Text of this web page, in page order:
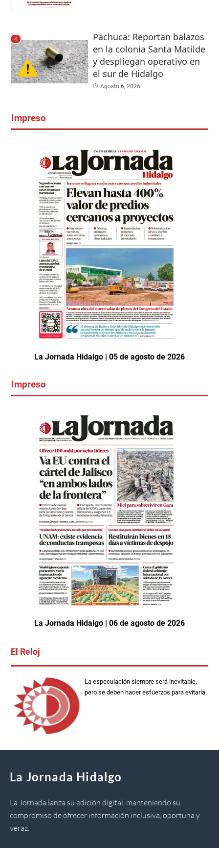
4
Pachuca: Reportan balazos
en la colonia Santa Matilde
y despliegan operativo en
el sur de Hidalgo
Agosto 6, 2026
Impreso
La Jornada Hidalgo | 05 de agosto de 2026
Impreso
La Jornada Hidalgo | 06 de agosto de 2026
El Reloj
La especulación siempre será inevitable,
pero se deben hacer esfuerzos para evitarla.
La Jornada Hidalgo
La Jornada lanza su edición digital, manteniendo su
compromiso de ofrecer información inclusiva, oportuna y
veraz.